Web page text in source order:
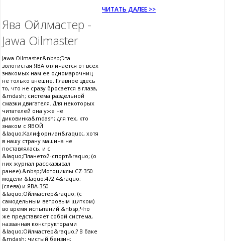
ЧИТАТЬ ДАЛЕЕ >>
Ява Ойлмастер -
Jawa Oilmaster
Jawa Oilmaster&nbsp;Эта
золотистая ЯВА отличается от всех
знакомых нам ее одномарочниц
не только внешне. Главное здесь
то, что не сразу бросается в глаза,
&mdash; система раздельной
смазки двигателя. Для некоторых
читателей она уже не
диковинка&mdash; для тех, кто
знаком с ЯВОЙ
&laquo;Калифорниан&raquo;, хотя
в нашу страну машина не
поставлялась, и с
&laquo;Планетой-спорт&raquo; (о
них журнал рассказывал
ранее).&nbsp;Мотоциклы CZ-350
модели &laquo;472.4&raquo;
(слева) и ЯВА-350
&laquo;Ойлмастер&raquo; (с
самодельным ветровым щитком)
во время испытаний.&nbsp;Что
же представляет собой система,
названная конструкторами
&laquo;Ойлмастер&raquo;? В баке
&mdash; чистый бензин;